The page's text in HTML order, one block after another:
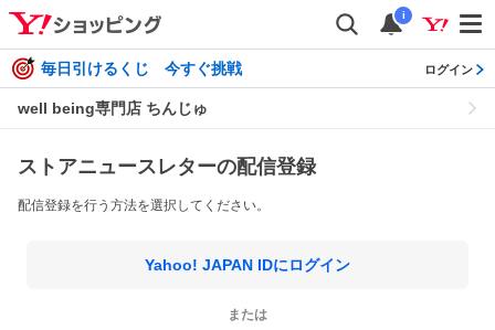
i
毎日引けるくじ 今すぐ挑戦 ログイン
well being専門店 ちんじゅ
ストアニュースレターの配信登録
配信登録を行う方法を選択してください。
Yahoo! JAPAN IDにログイン
または